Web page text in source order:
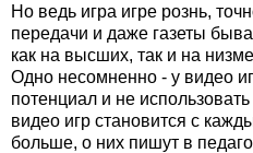
Но ведь игра игре рознь,
передачи и даже газеты
как на высших, так и на
Одно несомненно - у видео
потенциал и не
видео игр становится с
больше, о них пишут в